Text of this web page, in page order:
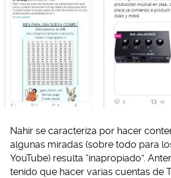
Nahir se caracteriza por hacer
algunas miradas (sobre todo para
YouTube) resulta “inapropiado”.
tenido que hacer varias cuentas de